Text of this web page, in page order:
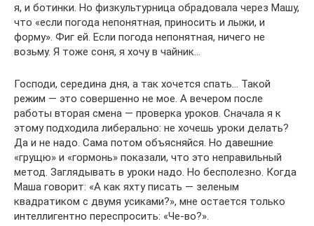
я, и ботинки. Но физкультурница обрадовала через Машу,
что «если погода непонятная, приносить и лыжи, и
форму». Фиг ей. Если погода непонятная, ничего не
возьму. Я тоже соня, я хочу в чайник…
Господи, середина дня, а так хочется спать… Такой
режим — это совершенно не мое. А вечером после
работы вторая смена — проверка уроков. Сначала я к
этому подходила либерально: не хочешь уроки делать?
Да и не надо. Сама потом объясняйся. Но давешние
«грущю» и «гормонь» показали, что это неправильный
метод. Заглядывать в уроки надо. Но бесполезно. Когда
Маша говорит: «А как яхту писать — зеленым
квадратиком с двумя усиками?», мне остается только
интеллигентно переспросить: «Че-во?».